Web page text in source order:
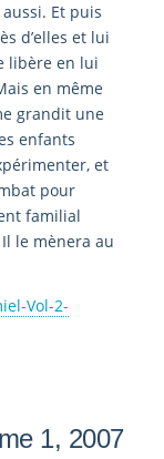
Et puis
d’elles et lui
libère en lui
en même
grandit une
enfants
et
pour
familial
le mènera au
Vol-2-
1, 2007